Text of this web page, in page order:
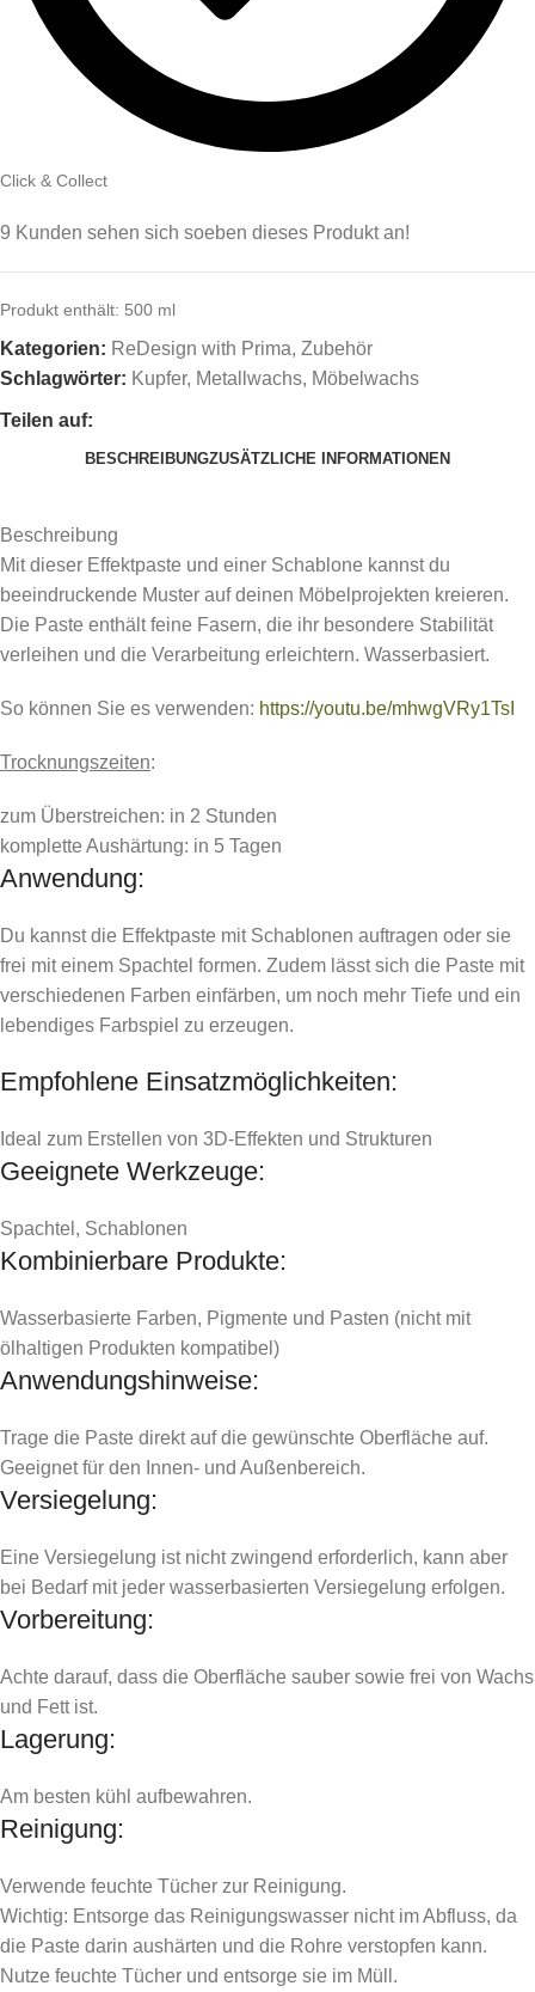
Click & Collect
9 Kunden sehen sich soeben dieses Produkt an!
Produkt enthält: 500 ml
Kategorien: ReDesign with Prima, Zubehör
Schlagwörter: Kupfer, Metallwachs, Möbelwachs
Teilen auf:
BESCHREIBUNGZUSÄTZLICHE INFORMATIONEN
Beschreibung
Mit dieser Effektpaste und einer Schablone kannst du
beeindruckende Muster auf deinen Möbelprojekten kreieren.
Die Paste enthält feine Fasern, die ihr besondere Stabilität
verleihen und die Verarbeitung erleichtern. Wasserbasiert.
So können Sie es verwenden: https://youtu.be/mhwgVRy1TsI
Trocknungszeiten:
zum Überstreichen: in 2 Stunden
komplette Aushärtung: in 5 Tagen
Anwendung:
Du kannst die Effektpaste mit Schablonen auftragen oder sie
frei mit einem Spachtel formen. Zudem lässt sich die Paste mit
verschiedenen Farben einfärben, um noch mehr Tiefe und ein
lebendiges Farbspiel zu erzeugen.
Empfohlene Einsatzmöglichkeiten:
Ideal zum Erstellen von 3D-Effekten und Strukturen
Geeignete Werkzeuge:
Spachtel, Schablonen
Kombinierbare Produkte:
Wasserbasierte Farben, Pigmente und Pasten (nicht mit
ölhaltigen Produkten kompatibel)
Anwendungshinweise:
Trage die Paste direkt auf die gewünschte Oberfläche auf.
Geeignet für den Innen- und Außenbereich.
Versiegelung:
Eine Versiegelung ist nicht zwingend erforderlich, kann aber
bei Bedarf mit jeder wasserbasierten Versiegelung erfolgen.
Vorbereitung:
Achte darauf, dass die Oberfläche sauber sowie frei von Wachs
und Fett ist.
Lagerung:
Am besten kühl aufbewahren.
Reinigung:
Verwende feuchte Tücher zur Reinigung.
Wichtig: Entsorge das Reinigungswasser nicht im Abfluss, da
die Paste darin aushärten und die Rohre verstopfen kann.
Nutze feuchte Tücher und entsorge sie im Müll.